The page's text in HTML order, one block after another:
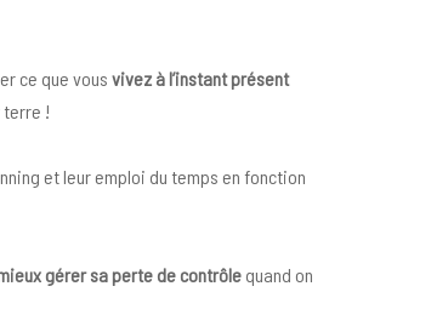
ce que vous vivez à l’instant présent
terre !
et leur emploi du temps en fonction
gérer sa perte de contrôle quand on